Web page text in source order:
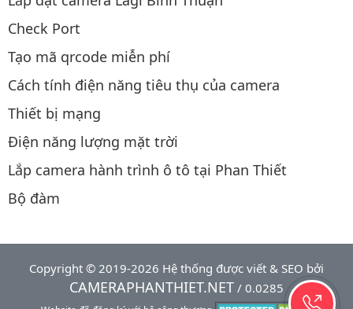
Check Port
Tạo mã qrcode miễn phí
Cách tính điện năng tiêu thụ của camera
Thiết bị mạng
Điện năng lượng mặt trời
Lắp camera hành trình ô tô tại Phan Thiết
Bộ đàm
Copyright © 2019-2026 Hệ thống được viết & SEO bởi
CAMERAPHANTHIET.NET / 0.0285